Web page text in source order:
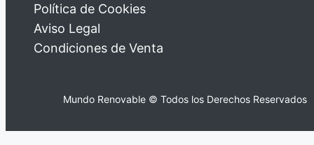
Política de Cookies
Aviso Legal
Condiciones de Venta
Mundo Renovable © Todos los Derechos Reservados